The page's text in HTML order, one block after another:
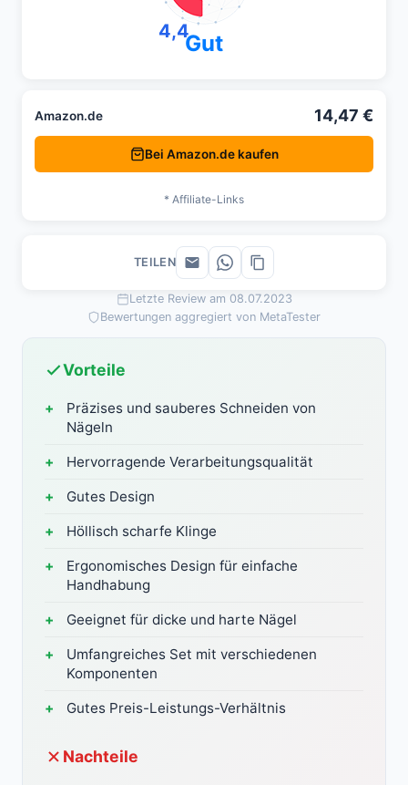
Letzte Review am 08.07.2023
Bewertungen aggregiert von MetaTester
Vorteile
Präzises und sauberes Schneiden von
Nägeln
Hervorragende Verarbeitungsqualität
Gutes Design
Höllisch scharfe Klinge
Ergonomisches Design für einfache
Handhabung
Geeignet für dicke und harte Nägel
Umfangreiches Set mit verschiedenen
Komponenten
Gutes Preis-Leistungs-Verhältnis
Nachteile
4,4Gut
Amazon.de 14,47 €
Bei Amazon.de kaufen
* Affiliate-Links
TEILEN